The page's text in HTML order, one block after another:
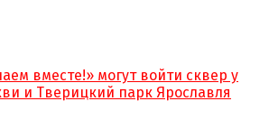
вместе!» могут войти сквер у
и Тверицкий парк Ярославля